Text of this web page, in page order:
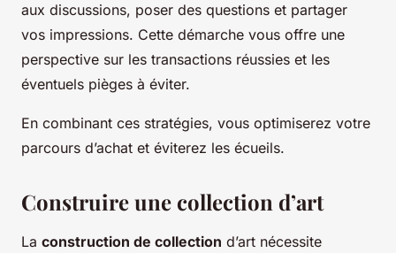
aux discussions, poser des questions et partager
vos impressions. Cette démarche vous offre une
perspective sur les transactions réussies et les
éventuels pièges à éviter.
En combinant ces stratégies, vous optimiserez votre
parcours d’achat et éviterez les écueils.
Construire une collection d’art
La construction de collection d’art nécessite